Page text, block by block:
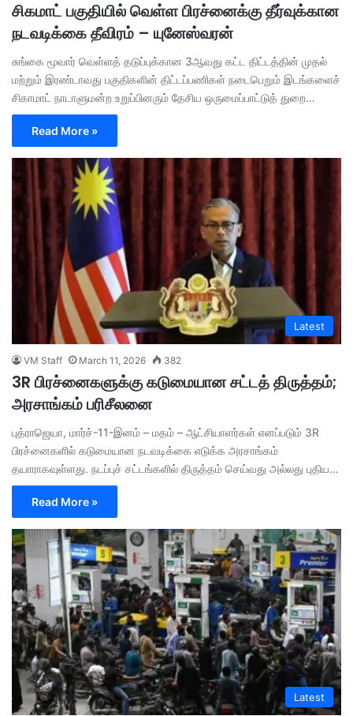
சிகமாட் பகுதியில் வெள்ள பிரச்னைக்கு தீர்வுக்கான
நடவடிக்கை தீவிரம் – யுனேஸ்வரன்
சுங்கை மூவார் வெள்ளத் தடுப்புக்கான 3ஆவது கட்ட திட்டத்தின் முதல்
மற்றும் இரண்டாவது பகுதிகளின் திட்டப்பணிகள் நடைபெறும் இடங்களைச்
சிகாமாட் நாடாளுமன்ற உறுப்பினரும் தேசிய ஒருமைப்பாட்டுத் துறை…
Read More »
Latest
VM Staff March 11, 2026 382
3R பிரச்னைகளுக்கு கடுமையான சட்டத் திருத்தம்;
அரசாங்கம் பரிசீலனை
புத்ராஜெயா, மார்ச்-11-இனம் – மதம் – ஆட்சியாளர்கள் எனப்படும் 3R
பிரச்னைகளில் கடுமையான நடவடிக்கை எடுக்க அரசாங்கம்
தயாராகவுள்ளது. நடப்புச் சட்டங்களில் திருத்தம் செய்வது அல்லது புதிய…
Read More »
Latest